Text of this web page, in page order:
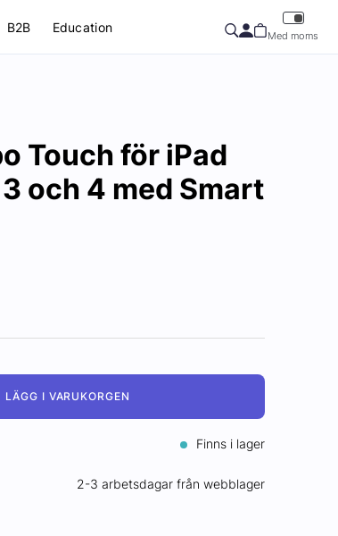
B2B Education
Med moms
Touch för iPad
3 och 4 med Smart
LÄGG I VARUKORGEN
Finns i lager
2-3 arbetsdagar från webblager